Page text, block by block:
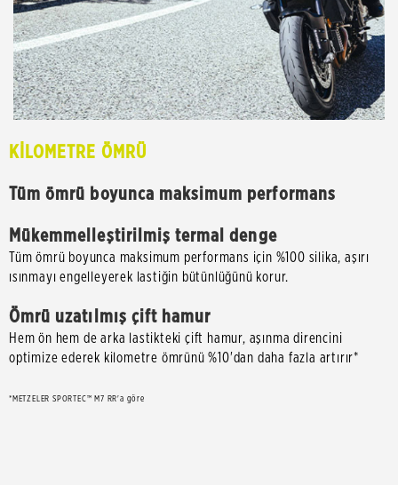
KİLOMETRE ÖMRÜ
Tüm ömrü boyunca maksimum performans
Mükemmelleştirilmiş termal denge
Tüm ömrü boyunca maksimum performans için %100 silika, aşırı
ısınmayı engelleyerek lastiğin bütünlüğünü korur.
Ömrü uzatılmış çift hamur
Hem ön hem de arka lastikteki çift hamur, aşınma direncini
optimize ederek kilometre ömrünü %10'dan daha fazla artırır*
*METZELER SPORTEC™ M7 RR'a göre